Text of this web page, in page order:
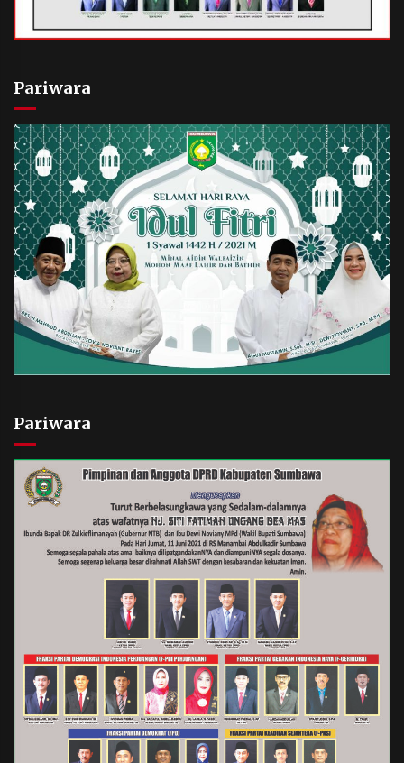
Pariwara
Pariwara